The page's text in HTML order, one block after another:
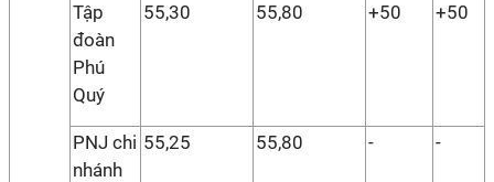
Tập
đoàn
Phú
Quý
55,30 55,80 +50 +50
PNJ chi
nhánh
55,25 55,80 - -